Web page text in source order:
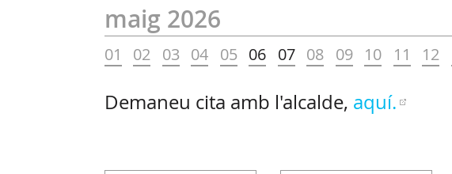
maig 2026
01 02 03 04 05 06 07 08 09 10 11 12
Demaneu cita amb l'alcalde, aquí.